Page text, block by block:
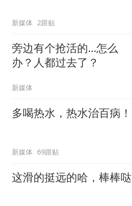
新媒体 2跟贴
旁边有个抢活的…怎么
办？人都过去了？
新媒体
多喝热水，热水治百病！
新媒体 69跟贴
这滑的挺远的哈，棒棒哒